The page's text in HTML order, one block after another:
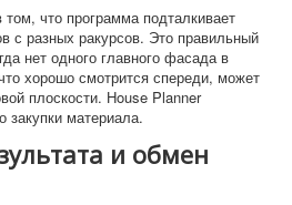
что программа подталкивает
с разных ракурсов. Это правильный
нет одного главного фасада в
хорошо смотрится спереди, может
плоскости. House Planner
закупки материала.
и обмен